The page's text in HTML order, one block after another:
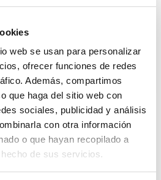
web se usan para personalizar
ofrecer funciones de redes
Además, compartimos
que haga del sitio web con
sociales, publicidad y análisis
con otra información
o que hayan recopilado a
de sus servicios.
Volumen
1 mL
Precio